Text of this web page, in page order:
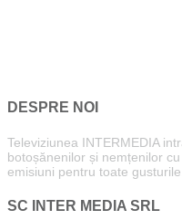
DESPRE NOI
Televiziunea INTERMEDIA
botoșănenilor și nemțenilor
emisiuni pentru toate gusturile.
SC INTER MEDIA SRL